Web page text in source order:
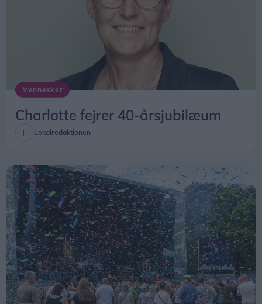
Mennesker
Charlotte fejrer 40-årsjubilæum
Lokalredaktionen